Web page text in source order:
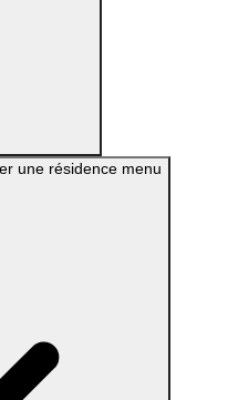
une résidence menu